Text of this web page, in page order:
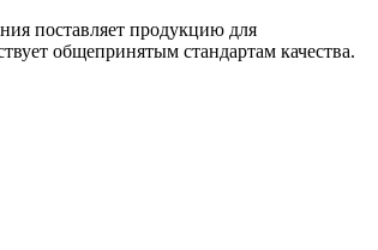
поставляет продукцию для
общепринятым стандартам качества.